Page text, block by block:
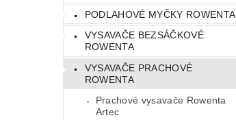
PODLAHOVÉ MYČKY ROWENTA
VYSAVAČE BEZSÁČKOVÉ
ROWENTA
VYSAVAČE PRACHOVÉ
ROWENTA
Prachové vysavače Rowenta
Artec